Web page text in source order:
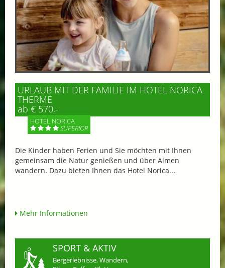
URLAUB MIT DER FAMILIE IM HOTEL NORICA
THERME
ab € 570,-
HOTEL NORICA
SUPERIOR
Die Kinder haben Ferien und Sie möchten mit Ihnen
gemeinsam die Natur genießen und über Almen
wandern. Dazu bieten Ihnen das Hotel Norica...
Mehr Informationen
SPORT & AKTIV
Bergerlebnisse, Wandern,